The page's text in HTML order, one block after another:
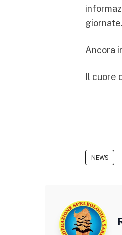
giornate.
Ancora
Il cuore
NEWS